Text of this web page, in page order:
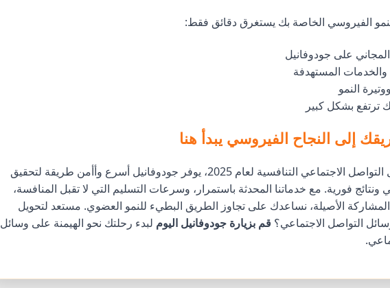
الفيروسي الخاصة بك يستغرق دقائق فقط:
على جودوفانيل
المستهدفة
النمو
ترتفع بشكل كبير
إلى النجاح الفيروسي يبدأ هنا
في بيئة وسائل التواصل الاجتماعي التنافسية لعام 2025، يوفر جودوفانيل أسرع وأأمن طريقة لتحقيق
ونتائج فورية. مع خدماتنا المحدثة باستمرار، وسرعات التسليم التي لا تقبل المنافسة،
الأصيلة، نساعدك على تجاوز الطريق البطيء للنمو العضوي. مستعد لتحويل
التواصل الاجتماعي؟ قم بزيارة جودوفانيل اليوم لبدء رحلتك نحو الهيمنة على وسائل